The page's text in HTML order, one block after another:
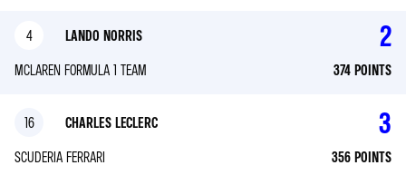
2
4
MCLAREN FORMULA 1 TEAM
LANDO NORRIS
374 POINTS
3
16
SCUDERIA FERRARI
CHARLES LECLERC
356 POINTS